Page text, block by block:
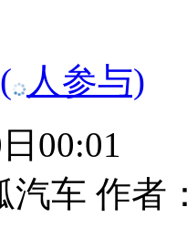
( 人参与)
00:01
汽车 作者